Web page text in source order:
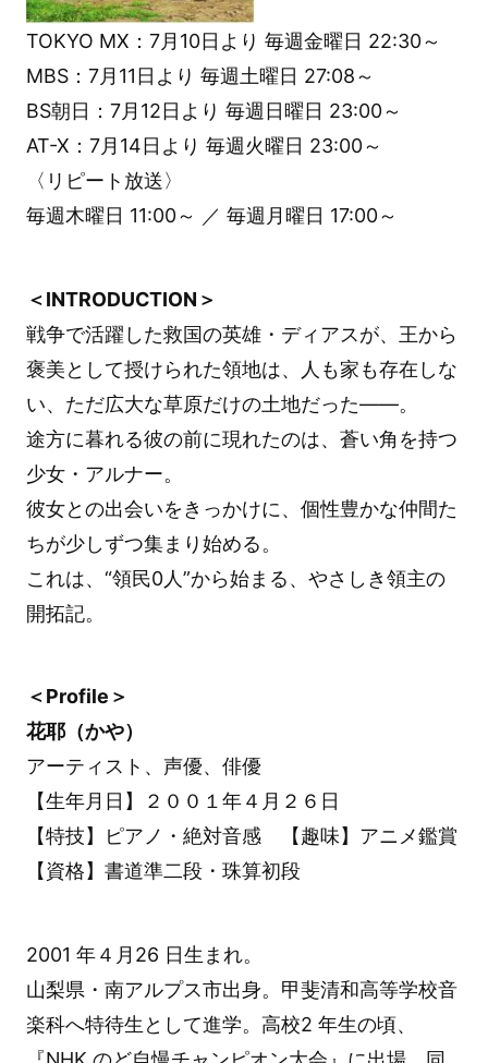
TOKYO MX：7月10日より 毎週金曜日 22:30～
MBS：7月11日より 毎週土曜日 27:08～
BS朝日：7月12日より 毎週日曜日 23:00～
AT-X：7月14日より 毎週火曜日 23:00～
〈リピート放送〉
毎週木曜日 11:00～ ／ 毎週月曜日 17:00～
＜INTRODUCTION＞
戦争で活躍した救国の英雄・ディアスが、王から
褒美として授けられた領地は、人も家も存在しな
い、ただ広大な草原だけの土地だった――。
途方に暮れる彼の前に現れたのは、蒼い角を持つ
少女・アルナー。
彼女との出会いをきっかけに、個性豊かな仲間た
ちが少しずつ集まり始める。
これは、“領民0人”から始まる、やさしき領主の
開拓記。
＜Profile＞
花耶（かや）
アーティスト、声優、俳優
【生年月日】２００１年４月２６日
【特技】ピアノ・絶対音感 【趣味】アニメ鑑賞
【資格】書道準二段・珠算初段
2001 年４月26 日生まれ。
山梨県・南アルプス市出身。甲斐清和高等学校音
楽科へ特待生として進学。高校2 年生の頃、